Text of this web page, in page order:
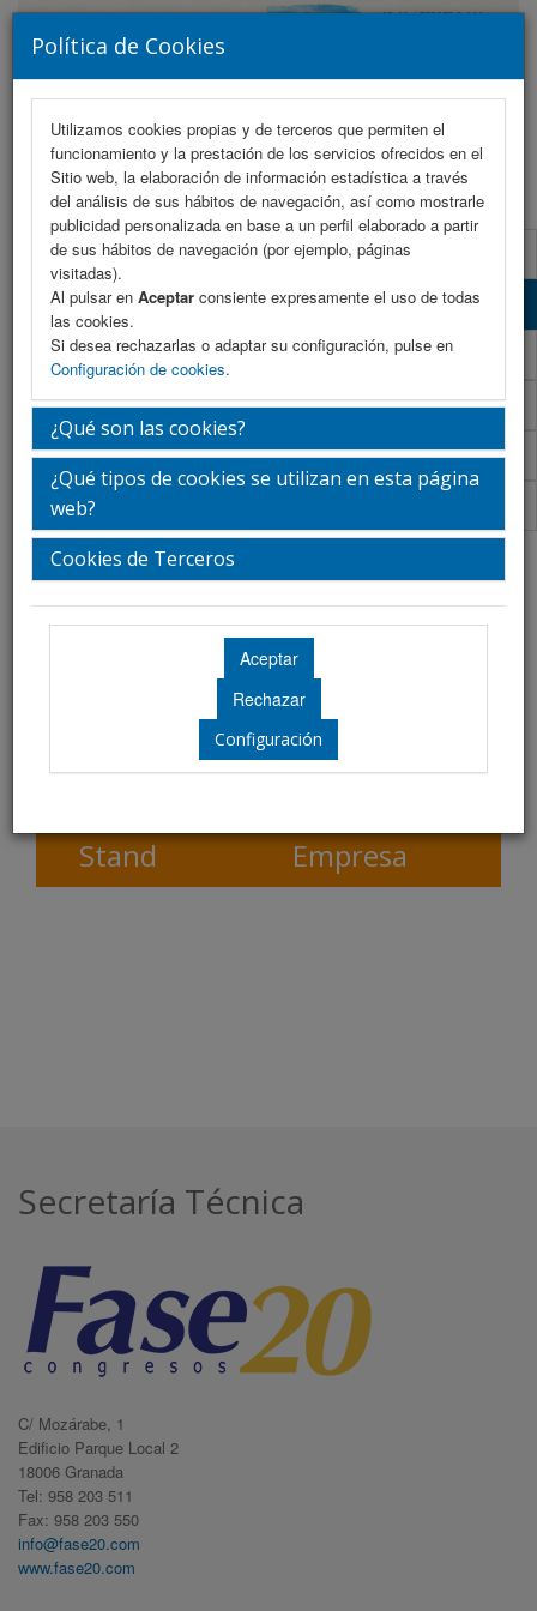
Política de Cookies
Utilizamos cookies propias y de terceros que permiten el
funcionamiento y la prestación de los servicios ofrecidos en el
Sitio web, la elaboración de información estadística a través
del análisis de sus hábitos de navegación, así como mostrarle
publicidad personalizada en base a un perfil elaborado a partir
de sus hábitos de navegación (por ejemplo, páginas
visitadas).
Al pulsar en Aceptar consiente expresamente el uso de todas
las cookies.
Si desea rechazarlas o adaptar su configuración, pulse en
Configuración de cookies.
¿Qué son las cookies?
¿Qué tipos de cookies se utilizan en esta página
web?
Cookies de Terceros
Configuración
MENU
Formulario de contacto
Plano de exposición
Dossier comercial
Normativa de envío y montaje
Patrocinadores
FENIN
Plano de Exposición
Próximamente
Stand Empresa
Secretaría Técnica
C/ Mozárabe, 1
Edificio Parque Local 2
18006 Granada
Tel: 958 203 511
Fax: 958 203 550
info@fase20.com
www.fase20.com